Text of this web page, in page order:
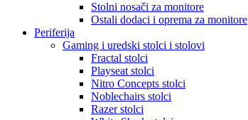
Stolni nosači za monitore
Ostali dodaci i oprema za monitore
Periferija
Gaming i uredski stolci i stolovi
Fractal stolci
Playseat stolci
Nitro Concepts stolci
Noblechairs stolci
Razer stolci